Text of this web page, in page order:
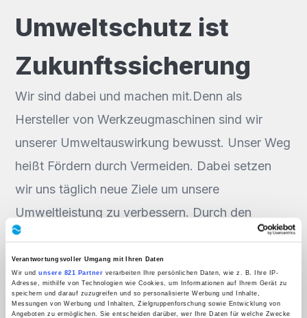
Verantwortungsvoller Umgang mit Ihren Daten
Wir undunsere 821 Partner verarbeiten Ihre persönlichen Daten, wie z. B. Ihre IP-
Adresse, mithilfe von Technologien wie Cookies, um Informationen auf Ihrem Gerät zu
speichern und darauf zuzugreifen und so personalisierte Werbung und Inhalte,
Messungen von Werbung und Inhalten, Zielgruppenforschung sowie Entwicklung von
Angeboten zu ermöglichen. Sie entscheiden darüber, wer Ihre Daten für welche Zwecke
Umweltschutz ist
Zukunftssicherung
Wir sind dabei und machen mit.Denn als
Hersteller von Werkzeugmaschinen sind wir
unserer Umweltauswirkung bewusst. Unser Weg
heißt Fördern durch Vermeiden. Dabei setzen
wir uns täglich neue Ziele um unsere
Umweltleistung zu verbessern. Durch den
Einsatz von Bio-Verpackungsflocken leisten wir
tagtäglich einen wertvollen Beitrag für mehr
Umweltschutz und eine humanere